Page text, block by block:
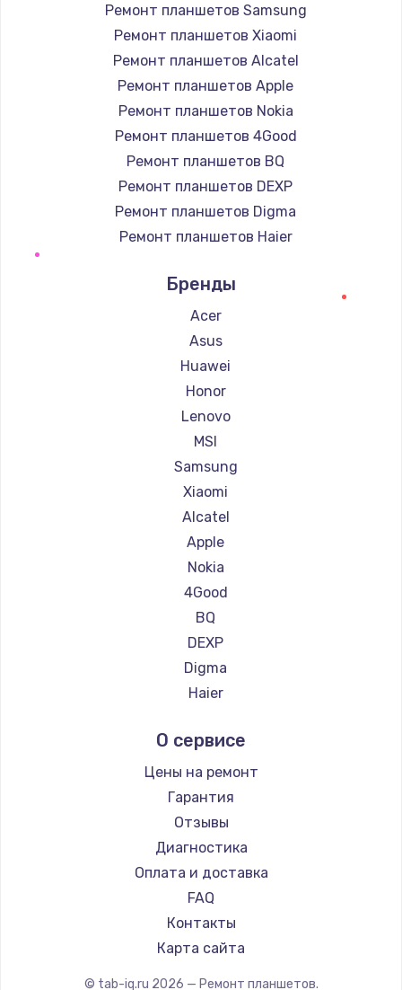
Ремонт планшетов Samsung
Ремонт планшетов Xiaomi
Ремонт планшетов Alcatel
Ремонт планшетов Apple
Ремонт планшетов Nokia
Ремонт планшетов 4Good
Ремонт планшетов BQ
Ремонт планшетов DEXP
Ремонт планшетов Digma
Ремонт планшетов Haier
Ремонт планшетов Prestigio
Ремонт планшетов Microsoft
Ремонт планшетов BlackView
Ремонт планшетов Amazon
Ремонт планшетов Aquarius
Ремонт планшетов Philips
Ремонт планшетов Dell
Ремонт планшетов HP
Ремонт планшетов Getac
Ремонт планшетов ZTE
Ремонт планшетов Google
Ремонт планшетов Navitel
Ремонт планшетов Teclast
Ремонт планшетов CHUWI
Бренды
Acer
Asus
Huawei
Honor
Lenovo
MSI
Samsung
Xiaomi
Alcatel
Apple
Nokia
4Good
BQ
DEXP
Digma
Haier
Prestigio
Microsoft
BlackView
Amazon
Aquarius
Philips
Dell
HP
Getac
О сервисе
Цены на ремонт
Гарантия
Отзывы
Диагностика
Оплата и доставка
FAQ
Контакты
Карта сайта
© tab-iq.ru 2026 — Ремонт планшетов.